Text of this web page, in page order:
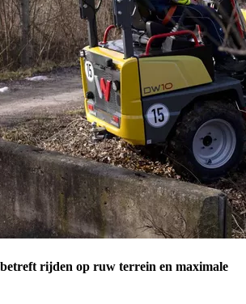
rijden op ruw terrein en maximale